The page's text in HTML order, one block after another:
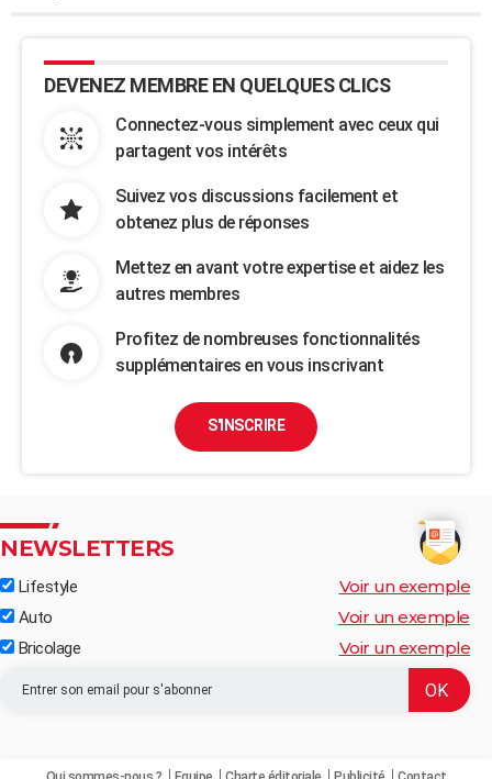
DEVENEZ MEMBRE EN QUELQUES CLICS
Connectez-vous simplement avec ceux qui
partagent vos intérêts
Suivez vos discussions facilement et
obtenez plus de réponses
Mettez en avant votre expertise et aidez les
autres membres
Profitez de nombreuses fonctionnalités
supplémentaires en vous inscrivant
S'INSCRIRE
NEWSLETTERS
Lifestyle Voir un exemple
Auto Voir un exemple
Bricolage Voir un exemple